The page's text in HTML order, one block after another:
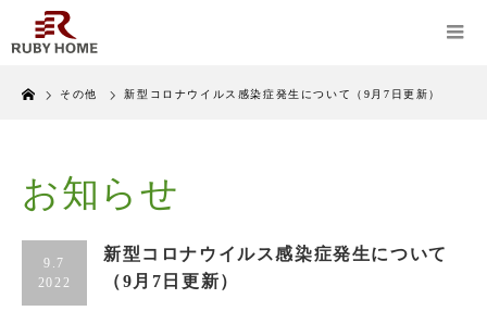
Home
その他 新型コロナウイルス感染症発生について（9月7日更新）
お知らせ
9.7
2022
新型コロナウイルス感染症発生について
（9月7日更新）